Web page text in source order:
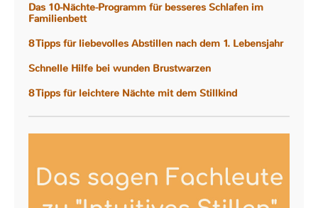
Das 10-Nächte-Programm für besseres Schlafen im
Familienbett
8 Tipps für liebevolles Abstillen nach dem 1. Lebensjahr
Schnelle Hilfe bei wunden Brustwarzen
8 Tipps für leichtere Nächte mit dem Stillkind